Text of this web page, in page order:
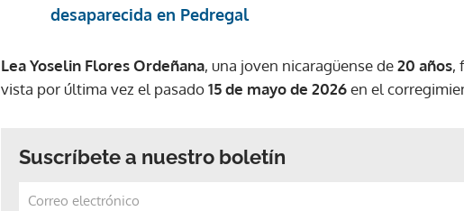
desaparecida en Pedregal
Lea Yoselin Flores Ordeñana, una joven nicaragüense de20 años,
vista por última vez el pasado15 de mayo de 2026en el
Suscríbete a nuestro boletín